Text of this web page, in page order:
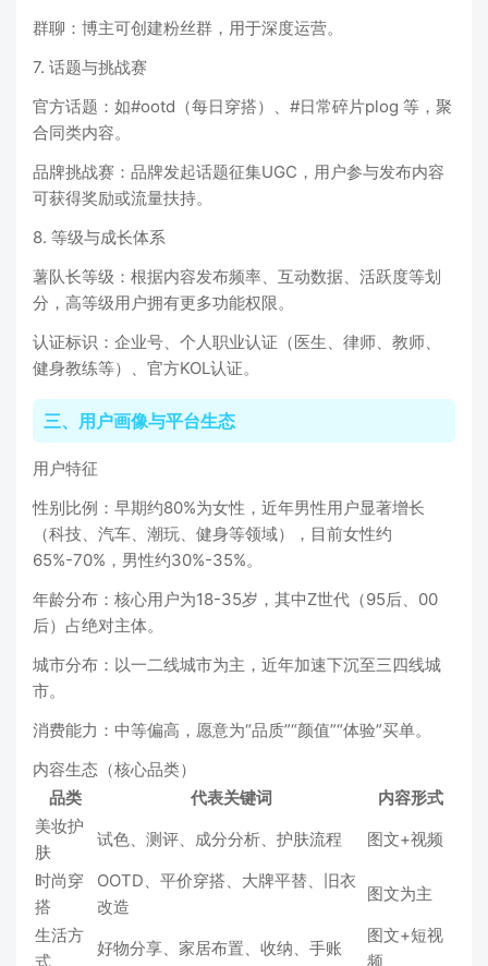
群聊：博主可创建粉丝群，用于深度运营。
7. 话题与挑战赛
官方话题：如#ootd（每日穿搭）、#日常碎片plog 等，聚
合同类内容。
品牌挑战赛：品牌发起话题征集UGC，用户参与发布内容
可获得奖励或流量扶持。
8. 等级与成长体系
薯队长等级：根据内容发布频率、互动数据、活跃度等划
分，高等级用户拥有更多功能权限。
认证标识：企业号、个人职业认证（医生、律师、教师、
健身教练等）、官方KOL认证。
三、用户画像与平台生态
用户特征
性别比例：早期约80%为女性，近年男性用户显著增长
（科技、汽车、潮玩、健身等领域），目前女性约
65%-70%，男性约30%-35%。
年龄分布：核心用户为18-35岁，其中Z世代（95后、00
后）占绝对主体。
城市分布：以一二线城市为主，近年加速下沉至三四线城
市。
消费能力：中等偏高，愿意为“品质”“颜值”“体验”买单。
内容生态（核心品类）
品类
代表关键词
内容形式
美妆护
肤
试色、测评、成分分析、护肤流程
图文+视频
时尚穿
搭
OOTD、平价穿搭、大牌平替、旧衣
改造
图文为主
生活方
式
好物分享、家居布置、收纳、手账
图文+短视
频